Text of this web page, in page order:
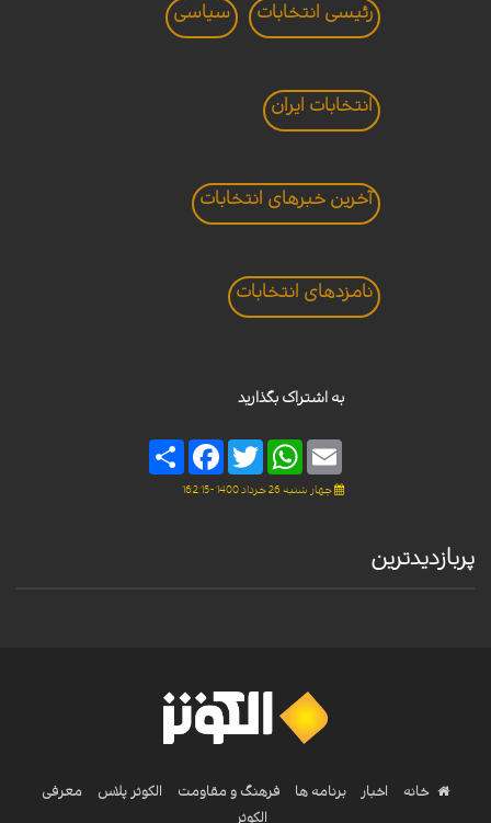
رئیسی انتخابات سیاسی
انتخابات ايران
آخرین خبرهای انتخابات
نامزدهای انتخابات
به اشتراک بگذارید
Share
FacebookTwitter
WhatsAppEmail
چهار شنبه 26 خرداد 1400 - 16:2:15
پربازدیدترین
خانه اخبار برنامه ها فرهنگ و مقاومت الکوثر پلاس
معرفی
الکوثر